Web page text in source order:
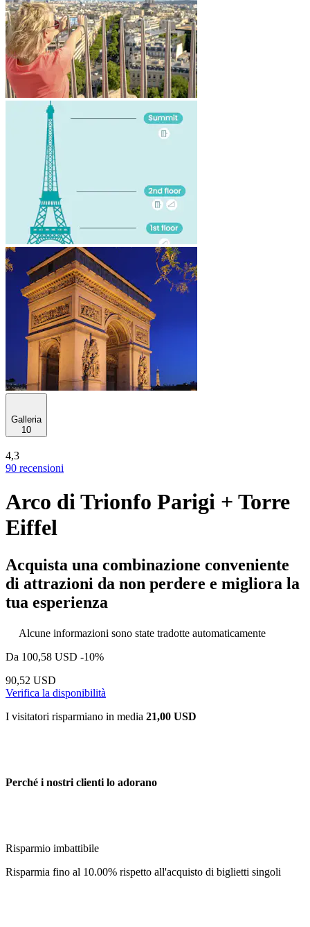
Galleria
10
4,3
90 recensioni
Arco di Trionfo Parigi + Torre
Eiffel
Acquista una combinazione conveniente
di attrazioni da non perdere e migliora la
tua esperienza
Alcune informazioni sono state tradotte automaticamente
Da 100,58 USD -10%
90,52 USD
Verifica la disponibilità
I visitatori risparmiano in media 21,00 USD
Perché i nostri clienti lo adorano
Risparmio imbattibile
Risparmia fino al 10.00% rispetto all'acquisto di biglietti singoli